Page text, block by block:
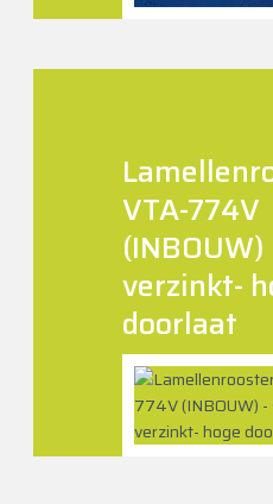
VTA-774V
verzinkt-
doorlaat